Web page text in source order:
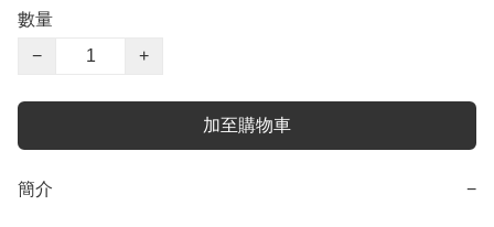
數量
−
+
加至購物車
簡介 −